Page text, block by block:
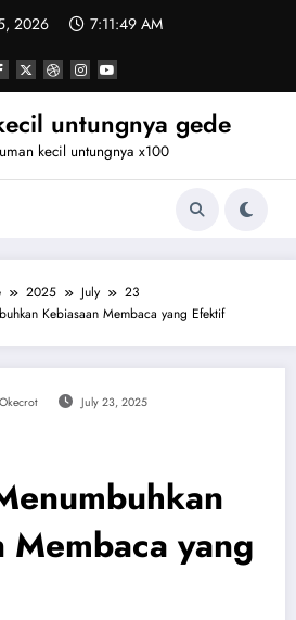
2026 7:11:49 AM
untungnya gede
kecil untungnya x100
2025 July
23
Kebiasaan Membaca yang Efektif
Okecrot July 23, 2025
Membaca yang